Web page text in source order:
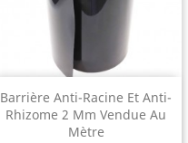
Barrière Anti-Racine Et Anti-
Rhizome 2 Mm Vendue Au
Mètre